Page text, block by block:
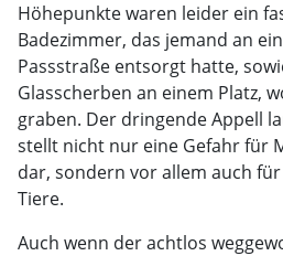
Höhepunkte waren leider ein
Badezimmer, das jemand an
Passstraße entsorgt hatte,
Glasscherben an einem Platz,
graben. Der dringende Appell
stellt nicht nur eine Gefahr für
dar, sondern vor allem auch
Tiere.
Auch wenn der achtlos